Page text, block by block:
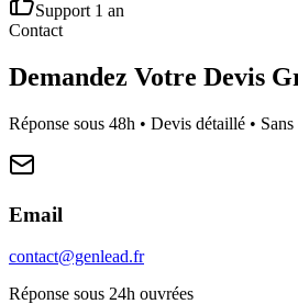
Support 1 an
Contact
Demandez Votre Devis
Réponse sous 48h • Devis détaillé •
Email
contact@genlead.fr
Réponse sous 24h ouvrées